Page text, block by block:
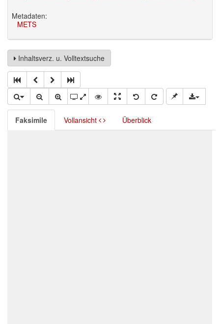
Metadaten:
METS
Inhaltsverz. u. Volltextsuche
Faksimile Vollansicht Überblick